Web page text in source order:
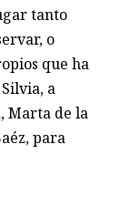
tanto
o
que ha
a
Marta de la
para